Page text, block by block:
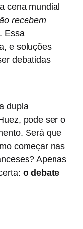
cena mundial
recebem
. Essa
e soluções
debatidas
dupla
pode ser o
Será que
começar nas
Apenas
o debate